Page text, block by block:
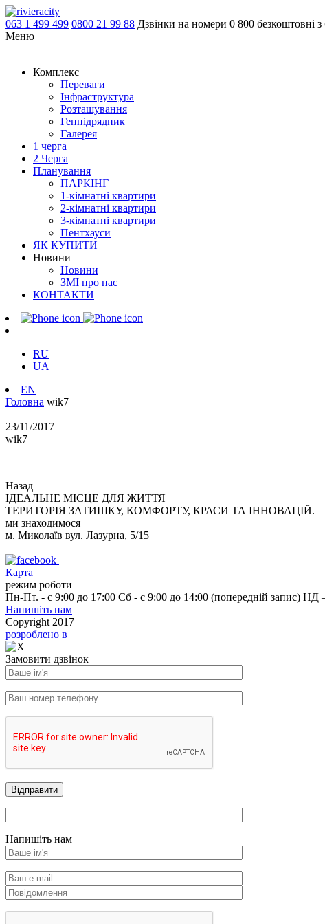
063 1 499 499 0800 21 99 88 Дзвінки на номери 0 800 безкоштовні з
Меню
Комплекс
Переваги
Інфраструктура
Розташування
Генпідрядник
Галерея
1 черга
2 Черга
Планування
ПАРКІНГ
1-кімнатні квартири
2-кімнатні квартири
3-кімнатні квартири
Пентхауси
ЯК КУПИТИ
Новини
Новини
ЗМІ про нас
КОНТАКТИ
RU
UA
EN
Головна wik7
23/11/2017
wik7
Назад
ІДЕАЛЬНЕ МІСЦЕ ДЛЯ ЖИТТЯ
ТЕРИТОРІЯ ЗАТИШКУ, КОМФОРТУ, КРАСИ ТА ІННОВАЦІЙ.
ми знаходимося
м. Миколаїв вул. Лазурна, 5/15
Карта
режим роботи
Пн-Пт. - с 9:00 до 17:00 Сб - с 9:00 до 14:00 (попередній запис) НД
Напишіть нам
Copyright 2017
розроблено в
Замовити дзвінок
Напишіть нам